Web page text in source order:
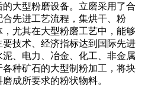
大型粉磨设备。立磨采用了合
先进工艺流程，集烘干、粉
尤其在大型粉磨工艺中，能够
技术、经济指标达到国际先进
、电力、冶金、化工、非金属
种矿石的大型制粉加工，将块
成所要求的粉状物料。